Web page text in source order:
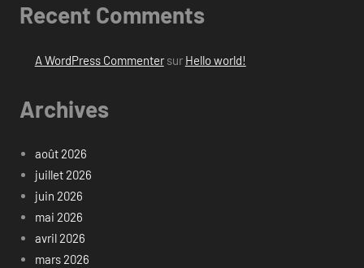
Recent Comments
A WordPress Commentersur Hello world!
Archives
août 2026
juillet 2026
juin 2026
mai 2026
avril 2026
mars 2026